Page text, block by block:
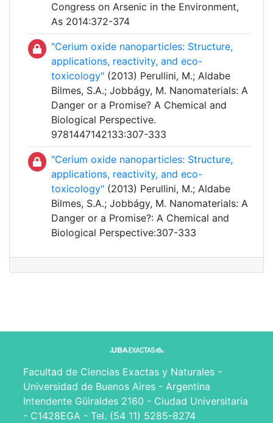
Congress on Arsenic in the Environment,
As 2014:372-374
"Cerium oxide nanoparticles: Structure,
applications, reactivity, and eco-
toxicology" (2013) Perullini, M.; Aldabe
Bilmes, S.A.; Jobbágy, M. Nanomaterials: A
Danger or a Promise? A Chemical and
Biological Perspective.
9781447142133:307-333
"Cerium oxide nanoparticles: Structure,
applications, reactivity, and eco-
toxicology" (2013) Perullini, M.; Aldabe
Bilmes, S.A.; Jobbágy, M. Nanomaterials: A
Danger or a Promise?: A Chemical and
Biological Perspective:307-333
Facultad de Ciencias Exactas y Naturales -
Universidad de Buenos Aires - Argentina
Intendente Güiraldes 2160 - Ciudad Universitaria
- C1428EGA - Tel. (54 11) 5285-8274